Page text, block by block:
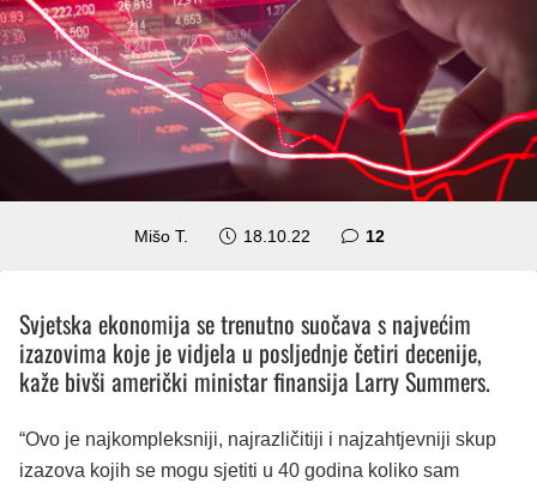
Mišo T. 18.10.22 12komentara
Svjetska ekonomija se trenutno suočava s najvećim
izazovima koje je vidjela u posljednje četiri decenije,
kaže bivši američki ministar finansija Larry Summers.
“Ovo je najkompleksniji, najrazličitiji i najzahtjevniji skup
izazova kojih se mogu sjetiti u 40 godina koliko sam